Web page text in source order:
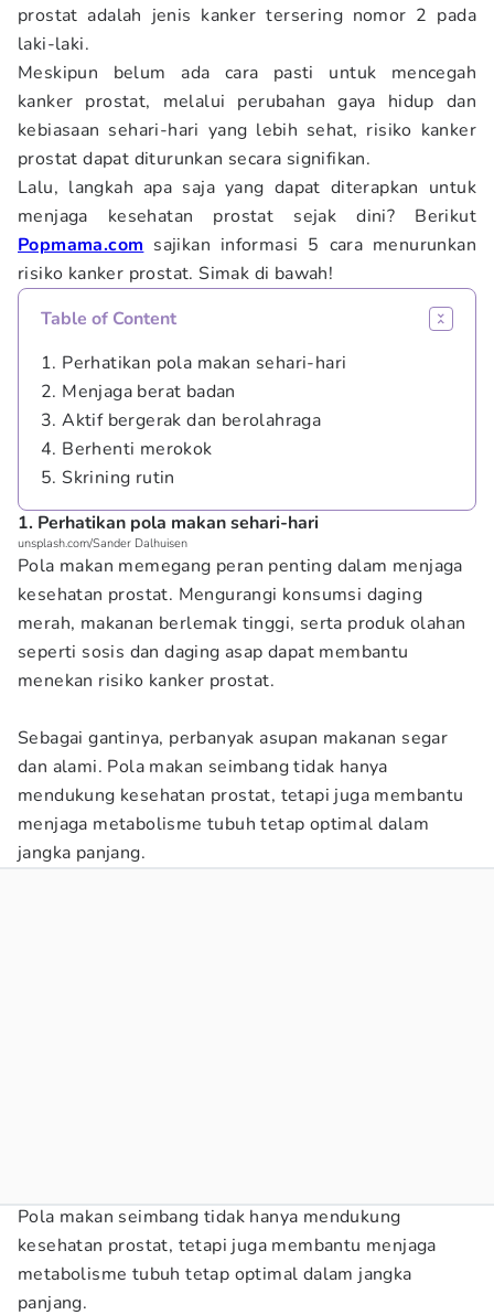
prostat adalah jenis kanker tersering nomor 2 pada
laki-laki.
Meskipun belum ada cara pasti untuk mencegah
kanker prostat, melalui perubahan gaya hidup dan
kebiasaan sehari-hari yang lebih sehat, risiko kanker
prostat dapat diturunkan secara signifikan.
Lalu, langkah apa saja yang dapat diterapkan untuk
menjaga kesehatan prostat sejak dini? Berikut
Popmama.com sajikan informasi 5 cara menurunkan
risiko kanker prostat. Simak di bawah!
Table of Content
1. Perhatikan pola makan sehari-hari
2. Menjaga berat badan
3. Aktif bergerak dan berolahraga
4. Berhenti merokok
5. Skrining rutin
1. Perhatikan pola makan sehari-hari
unsplash.com/Sander Dalhuisen
Pola makan memegang peran penting dalam menjaga
kesehatan prostat. Mengurangi konsumsi daging
merah, makanan berlemak tinggi, serta produk olahan
seperti sosis dan daging asap dapat membantu
menekan risiko kanker prostat.
Sebagai gantinya, perbanyak asupan makanan segar
dan alami. Pola makan seimbang tidak hanya
mendukung kesehatan prostat, tetapi juga membantu
menjaga metabolisme tubuh tetap optimal dalam
jangka panjang.
Pola makan seimbang tidak hanya mendukung
kesehatan prostat, tetapi juga membantu menjaga
metabolisme tubuh tetap optimal dalam jangka
panjang.